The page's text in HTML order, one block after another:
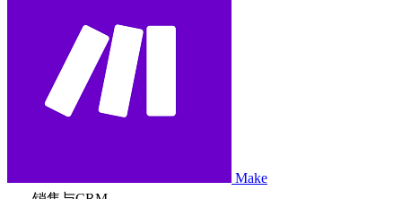
Make